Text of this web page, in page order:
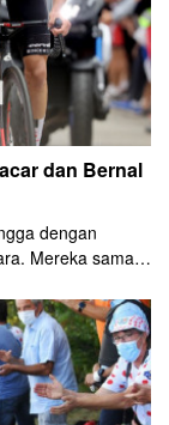
dan Bernal
dengan
Mereka sama-
adalah